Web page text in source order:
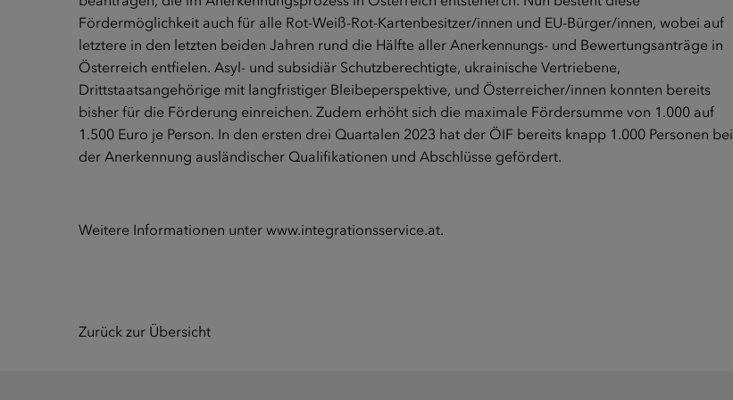
Fördermöglichkeit auch für alle Rot-Weiß-Rot-Kartenbesitzer/innen und EU-Bürger/innen, wobei auf
letztere in den letzten beiden Jahren rund die Hälfte aller Anerkennungs- und Bewertungsanträge in
Österreich entfielen. Asyl- und subsidiär Schutzberechtigte, ukrainische Vertriebene,
Drittstaatsangehörige mit langfristiger Bleibeperspektive, und Österreicher/innen konnten bereits
bisher für die Förderung einreichen. Zudem erhöht sich die maximale Fördersumme von 1.000 auf
1.500 Euro je Person. In den ersten drei Quartalen 2023 hat der ÖIF bereits knapp 1.000 Personen bei
der Anerkennung ausländischer Qualifikationen und Abschlüsse gefördert.
Weitere Informationen unter www.integrationsservice.at.
Zurück zur Übersicht